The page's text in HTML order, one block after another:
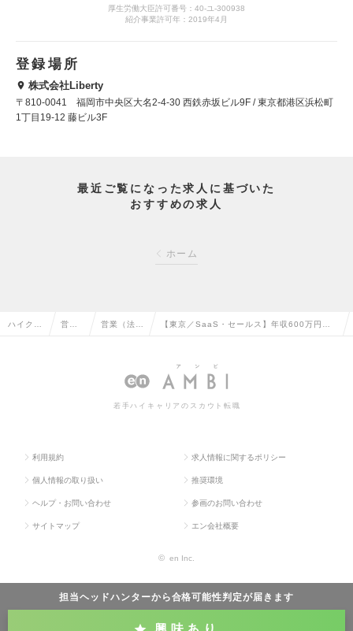
厚生労働大臣許可番号：40-ユ-300938
紹介事業許可年：2019年4月
登録場所
株式会社Liberty
〒810-0041 福岡市中央区大名2-4-30 西鉄赤坂ビル9F / 東京都港区浜松町
1丁目19-12 藤ビル3F
最近ご覧になった求人に基づいた
おすすめの求人
ホーム
担当ヘッドハンターから合格可能性判定が届きます
ハイクラ 営業 営業（法人 【東京／SaaS・セールス】年収600万円以
の求人情報
若手ハイキャリアのスカウト転職
利用規約 求人情報に関するポリシー
個人情報の取り扱い 推奨環境
ヘルプ・お問い合わせ 参画のお問い合わせ
サイトマップ エン会社概要
© en Inc.